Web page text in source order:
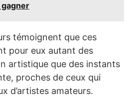
témoignent que ces
pour eux autant des
artistique que des instants
proches de ceux qui
d’artistes amateurs.